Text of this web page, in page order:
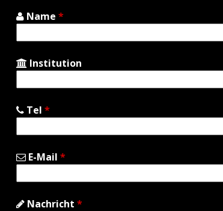
Name *
Institution
Tel *
E-Mail *
Nachricht *